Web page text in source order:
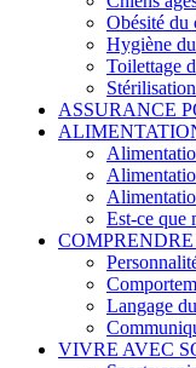
Obésité du
Hygiène
Toilettage
ASSURANCE
Est-ce que
Langage
VIVRE AVEC